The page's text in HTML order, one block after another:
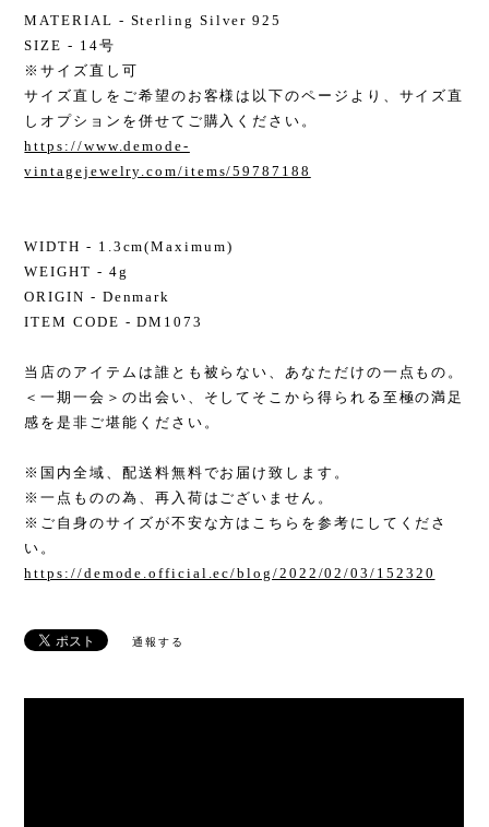
MATERIAL - Sterling Silver 925
SIZE - 14号
※サイズ直し可
サイズ直しをご希望のお客様は以下のページより、サイズ直
しオプションを併せてご購入ください。
https://www.demode-
vintagejewelry.com/items/59787188
WIDTH - 1.3cm(Maximum)
WEIGHT - 4g
ORIGIN - Denmark
ITEM CODE - DM1073
当店のアイテムは誰とも被らない、あなただけの一点もの。
＜一期一会＞の出会い、そしてそこから得られる至極の満足
感を是非ご堪能ください。
※国内全域、配送料無料でお届け致します。
※一点ものの為、再入荷はございません。
※ご自身のサイズが不安な方はこちらを参考にしてくださ
い。
https://demode.official.ec/blog/2022/02/03/152320
通報する